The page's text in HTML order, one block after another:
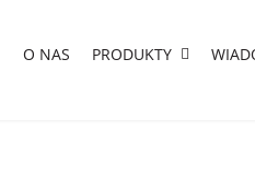
O NAS PRODUKTY